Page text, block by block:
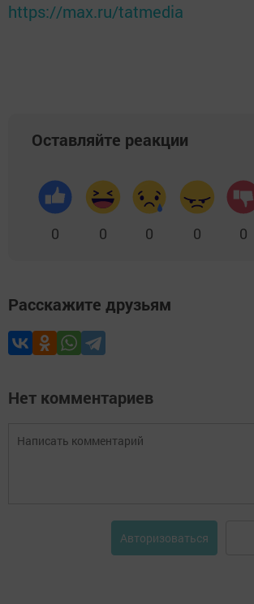
https://max.ru/tatmedia
Оставляйте реакции
0 0 0 0 0
Расскажите друзьям
Нет комментариев
Авторизоваться